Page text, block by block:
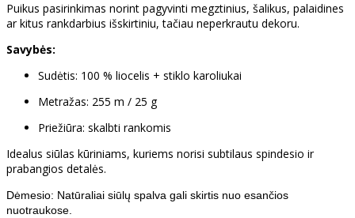
Puikus pasirinkimas norint pagyvinti megztinius, šalikus, palaidines
ar kitus rankdarbius išskirtiniu, tačiau neperkrautu dekoru.
Savybės:
Sudėtis: 100 % liocelis + stiklo karoliukai
Metražas: 255 m / 25 g
Priežiūra: skalbti rankomis
Idealus siūlas kūriniams, kuriems norisi subtilaus spindesio ir
prabangios detalės.
Dėmesio: Natūraliai siūlų spalva gali skirtis nuo esančios
nuotraukose.